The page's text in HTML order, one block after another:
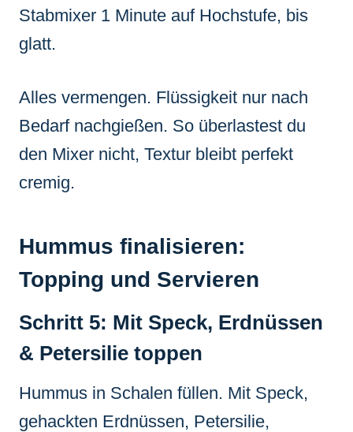
Stabmixer 1 Minute auf Hochstufe, bis
glatt.
Alles vermengen. Flüssigkeit nur nach
Bedarf nachgießen. So überlastest du
den Mixer nicht, Textur bleibt perfekt
cremig.
Hummus finalisieren:
Topping und Servieren
Schritt 5: Mit Speck, Erdnüssen
& Petersilie toppen
Hummus in Schalen füllen. Mit Speck,
gehackten Erdnüssen, Petersilie,